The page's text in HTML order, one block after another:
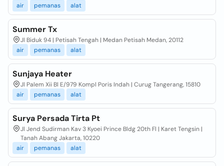
air
pemanas alat
Summer Tx
Jl Biduk 94 | Petisah Tengah | Medan Petisah Medan, 20112
air
pemanas alat
Sunjaya Heater
Jl Palem Xii Bl E/979 Kompl Poris Indah | Curug Tangerang, 15810
air
pemanas alat
Surya Persada Tirta Pt
Jl Jend Sudirman Kav 3 Kyoei Prince Bldg 20th Fl | Karet Tengsin |
Tanah Abang Jakarta, 10220
air
pemanas alat